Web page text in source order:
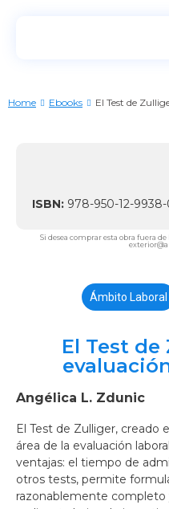
Home Ebooks El Test de
Ámbito Laboral
El Test
Angélica L. Zdunic
El Test de Zulliger, creado
área de la evaluación
ventajas: el tiempo de
otros tests, permite
razonablemente completo
ISBN: 978-950-12-
Si desea comprar esta obra fuera